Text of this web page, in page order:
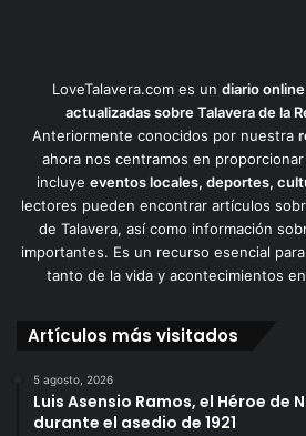
LoveTalavera.com es un diario online
actualizadas sobre Talavera de la
Anteriormente conocidos por nuestra
ahora nos centramos en
incluye eventos locales, deportes,
lectores pueden encontrar artículos
de Talavera, así como información
importantes. Es un recurso esencial
tanto de la vida y acontecimientos en
Artículos más visitados
5 agosto, 2026
Luis Asensio Ramos, el Héroe de
durante el asedio de 1921